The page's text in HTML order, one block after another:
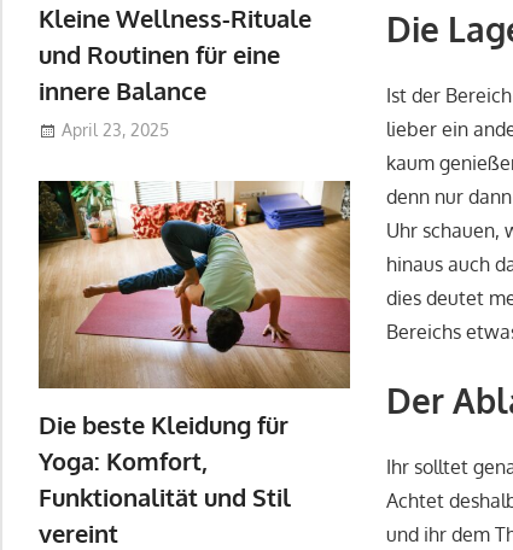
Die
Ist der
lieber ein
kaum
denn nur
Uhr schauen,
hinaus auch
dies deutet
Bereichs
Der
Ihr solltet
Achtet
und ihr dem
Kleine Wellness-Rituale
und Routinen für eine
innere Balance
April 23, 2025
Die beste Kleidung für
Yoga: Komfort,
Funktionalität und Stil
vereint